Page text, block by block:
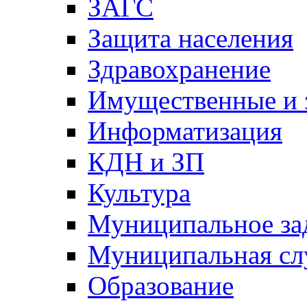
ЗАГС
Защита населения
Здравохранение
Имущественные и
Информатизация
КДН и ЗП
Культура
Муниципальное
Муниципальная
Образование